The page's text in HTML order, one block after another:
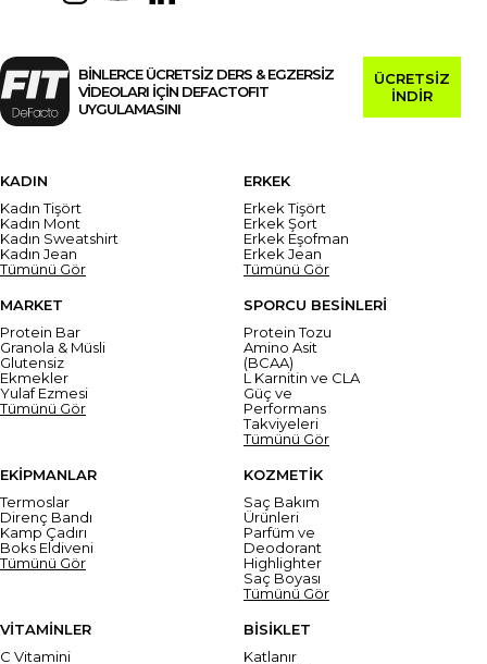
BİNLERCE ÜCRETSİZ DERS & EGZERSİZ
VİDEOLARI İÇİN DEFACTOFIT
UYGULAMASINI
ÜCRETSİZ
İNDİR
KADIN
Kadın Tişört
Kadın Mont
Kadın Sweatshirt
Kadın Jean
Tümünü Gör
ERKEK
Erkek Tişört
Erkek Şort
Erkek Eşofman
Erkek Jean
Tümünü Gör
MARKET
Protein Bar
Granola & Müsli
Glutensiz
Ekmekler
Yulaf Ezmesi
Tümünü Gör
SPORCU BESİNLERİ
Protein Tozu
Amino Asit
(BCAA)
L Karnitin ve CLA
Güç ve
Performans
Takviyeleri
Tümünü Gör
EKİPMANLAR
Termoslar
Direnç Bandı
Kamp Çadırı
Boks Eldiveni
Tümünü Gör
KOZMETİK
Saç Bakım
Ürünleri
Parfüm ve
Deodorant
Highlighter
Saç Boyası
Tümünü Gör
VİTAMİNLER
C Vitamini
BİSİKLET
Katlanır